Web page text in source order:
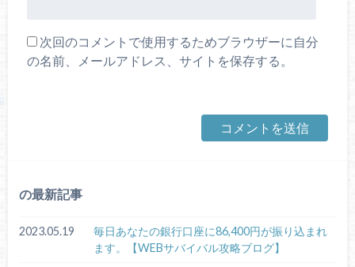
次回のコメントで使用するためブラウザーに自分
の名前、メールアドレス、サイトを保存する。
の最新記事
2023.05.19
毎日あなたの銀行口座に86,400円が振り込まれ
ます。【WEBサバイバル攻略ブログ】